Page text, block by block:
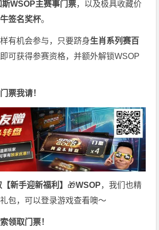
斯WSOP主赛事门票，以及极具收藏价
签名奖杯。
有机会参与，只要跻身生肖系列赛百
可获得参赛资格，并额外解锁WSOP
票我请！
新手迎新福利】 🎁WSOP，我们也精
包，可以登录游戏查看噢～
领取门票！